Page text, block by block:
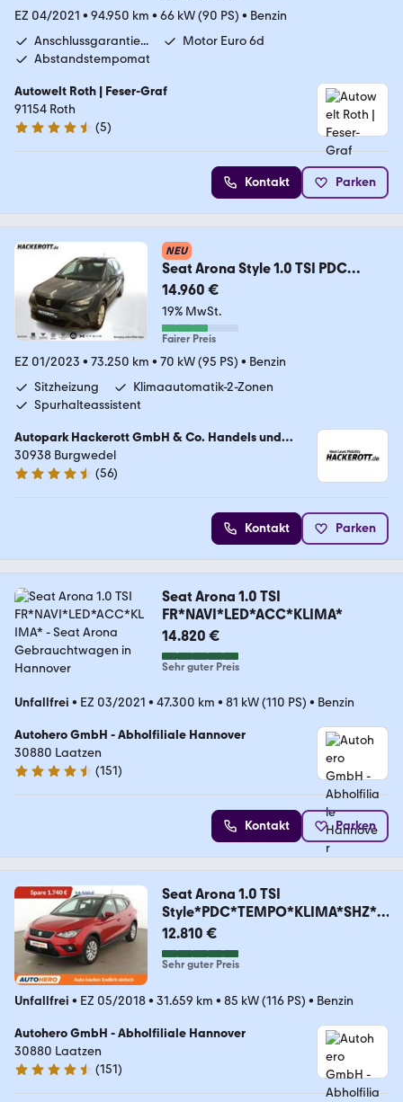
EZ 04/2021 • 94.950 km • 66 kW (90 PS) • Benzin
Anschlussgarantie...
Motor Euro 6d
Abstandstempomat
Autowelt Roth | Feser-Graf
91154 Roth
4.4 Sterne
(5)
Kontakt Parken
NEU
Seat Arona Style 1.0 TSI PDC
FullLink Tempom. Sitzhzg
14.960 €
19% MwSt.
Fairer Preis
EZ 01/2023 • 73.250 km • 70 kW (95 PS) • Benzin
Sitzheizung
Klimaautomatik-2-Zonen
Spurhalteassistent
Autopark Hackerott GmbH & Co. Handels und
Service KG
30938 Burgwedel
4.4 Sterne
(56)
Kontakt Parken
Seat Arona 1.0 TSI
FR*NAVI*LED*ACC*KLIMA*
14.820 €
Sehr guter Preis
Unfallfrei • EZ 03/2021 • 47.300 km • 81 kW (110 PS) • Benzin
Autohero GmbH - Abholfiliale Hannover
30880 Laatzen
4.7 Sterne
(151)
Kontakt Parken
Seat Arona 1.0 TSI
Style*PDC*TEMPO*KLIMA*SHZ*G
ARANTIE
12.810 €
Sehr guter Preis
Unfallfrei • EZ 05/2018• 31.659 km • 85 kW (116 PS) • Benzin
Autohero GmbH - Abholfiliale Hannover
30880 Laatzen
4.7 Sterne
(151)